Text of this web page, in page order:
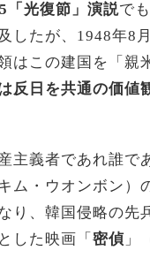
「光復節」演説で
たが、1948年8
はこの建国を「親
反日を共通の価値
主義者であれ誰で
キム・ウオンボン）
り、韓国侵略の先
した映画「 密偵 」